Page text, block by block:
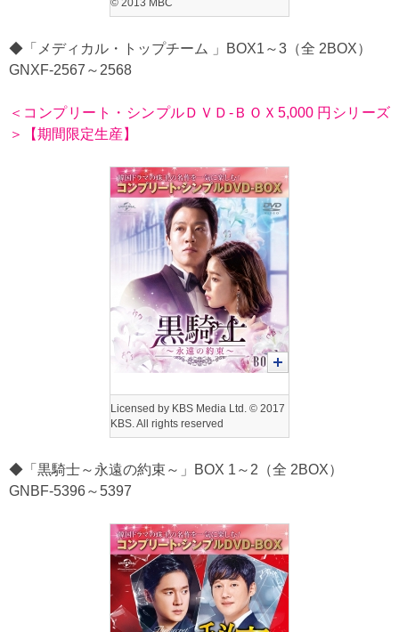
© 2013 MBC
◆「メディカル・トップチーム 」BOX1～3（全 2BOX）
GNXF-2567～2568
＜コンプリート・シンプルＤＶＤ‐ＢＯＸ5,000 円シリーズ
＞【期間限定生産】
Licensed by KBS Media Ltd. © 2017
KBS. All rights reserved
◆「黒騎士～永遠の約束～」BOX 1～2（全 2BOX）
GNBF-5396～5397